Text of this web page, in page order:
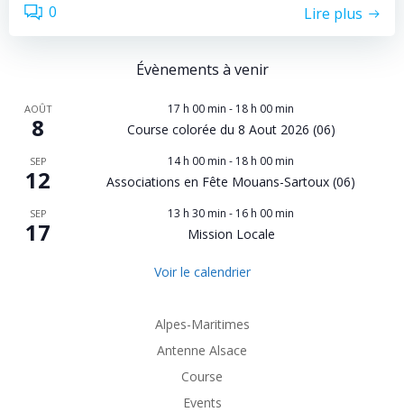
0 Lire plus
Évènements à venir
AOÛT
8
17 h 00 min - 18 h 00 min
Course colorée du 8 Aout 2026 (06)
SEP
12
14 h 00 min - 18 h 00 min
Associations en Fête Mouans-Sartoux (06)
SEP
17
13 h 30 min - 16 h 00 min
Mission Locale
Voir le calendrier
Alpes-Maritimes
Antenne Alsace
Course
Events